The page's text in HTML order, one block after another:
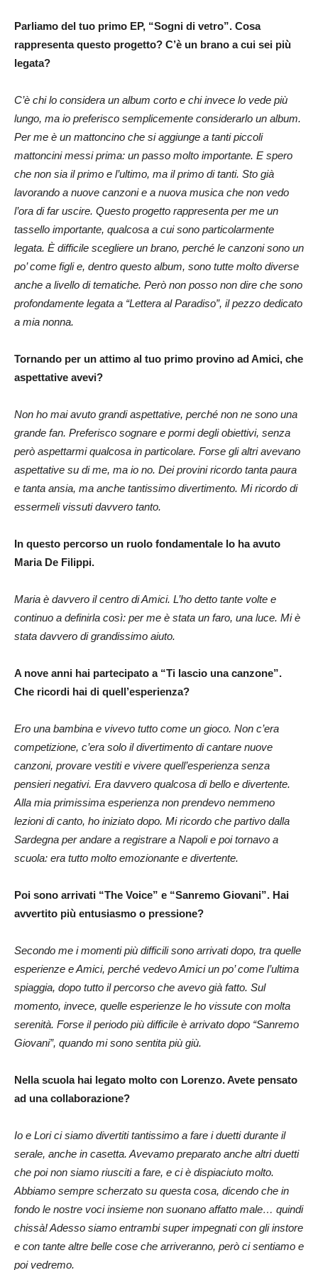
Parliamo del tuo primo EP, “Sogni di vetro”. Cosa
rappresenta questo progetto? C’è un brano a cui sei più
legata?
C’è chi lo considera un album corto e chi invece lo vede più
lungo, ma io preferisco semplicemente considerarlo un album.
Per me è un mattoncino che si aggiunge a tanti piccoli
mattoncini messi prima: un passo molto importante. E spero
che non sia il primo e l’ultimo, ma il primo di tanti. Sto già
lavorando a nuove canzoni e a nuova musica che non vedo
l’ora di far uscire. Questo progetto rappresenta per me un
tassello importante, qualcosa a cui sono particolarmente
legata. È difficile scegliere un brano, perché le canzoni sono un
po’ come figli e, dentro questo album, sono tutte molto diverse
anche a livello di tematiche. Però non posso non dire che sono
profondamente legata a “Lettera al Paradiso”, il pezzo dedicato
a mia nonna.
Tornando per un attimo al tuo primo provino ad Amici, che
aspettative avevi?
Non ho mai avuto grandi aspettative, perché non ne sono una
grande fan. Preferisco sognare e pormi degli obiettivi, senza
però aspettarmi qualcosa in particolare. Forse gli altri avevano
aspettative su di me, ma io no. Dei provini ricordo tanta paura
e tanta ansia, ma anche tantissimo divertimento. Mi ricordo di
essermeli vissuti davvero tanto.
In questo percorso un ruolo fondamentale lo ha avuto
Maria De Filippi.
Maria è davvero il centro di Amici. L’ho detto tante volte e
continuo a definirla così: per me è stata un faro, una luce. Mi è
stata davvero di grandissimo aiuto.
A nove anni hai partecipato a “Ti lascio una canzone”.
Che ricordi hai di quell’esperienza?
Ero una bambina e vivevo tutto come un gioco. Non c’era
competizione, c’era solo il divertimento di cantare nuove
canzoni, provare vestiti e vivere quell’esperienza senza
pensieri negativi. Era davvero qualcosa di bello e divertente.
Alla mia primissima esperienza non prendevo nemmeno
lezioni di canto, ho iniziato dopo. Mi ricordo che partivo dalla
Sardegna per andare a registrare a Napoli e poi tornavo a
scuola: era tutto molto emozionante e divertente.
Poi sono arrivati “The Voice” e “Sanremo Giovani”. Hai
avvertito più entusiasmo o pressione?
Secondo me i momenti più difficili sono arrivati dopo, tra quelle
esperienze e Amici, perché vedevo Amici un po’ come l’ultima
spiaggia, dopo tutto il percorso che avevo già fatto. Sul
momento, invece, quelle esperienze le ho vissute con molta
serenità. Forse il periodo più difficile è arrivato dopo “Sanremo
Giovani”, quando mi sono sentita più giù.
Nella scuola hai legato molto con Lorenzo. Avete pensato
ad una collaborazione?
Io e Lori ci siamo divertiti tantissimo a fare i duetti durante il
serale, anche in casetta. Avevamo preparato anche altri duetti
che poi non siamo riusciti a fare, e ci è dispiaciuto molto.
Abbiamo sempre scherzato su questa cosa, dicendo che in
fondo le nostre voci insieme non suonano affatto male… quindi
chissà! Adesso siamo entrambi super impegnati con gli instore
e con tante altre belle cose che arriveranno, però ci sentiamo e
poi vedremo.